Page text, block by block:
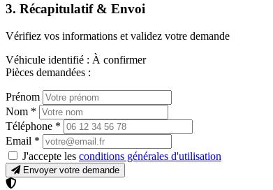
3. Récapitulatif & Envoi
Vérifiez vos informations et validez votre demande
Véhicule identifié : À confirmer
Pièces demandées :
Prénom
Nom *
Téléphone *
Email *
J'accepte les conditions générales d'utilisation
Envoyer votre demande